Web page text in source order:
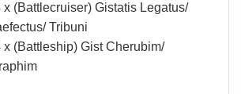
x (Battlecruiser) Gistatis Legatus/
Tribuni
x (Battleship) Gist Cherubim/